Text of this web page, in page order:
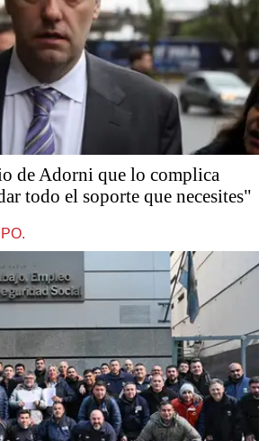
de Adorni que lo complica
todo el soporte que necesites"